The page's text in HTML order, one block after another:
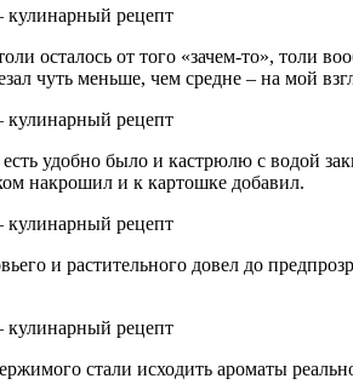
осталось от того «зачем-то», толи
чуть меньше, чем средне – на мой
удобно было и кастрюлю с водой
накрошил и к картошке добавил.
и растительного довел до
стали исходить ароматы